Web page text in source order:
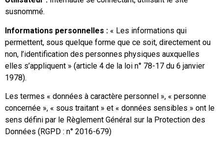
susnommé.
Informations personnelles : « Les informations qui
permettent, sous quelque forme que ce soit, directement ou
non, l’identification des personnes physiques auxquelles
elles s’appliquent » (article 4 de la loi n° 78-17 du 6 janvier
1978).
Les termes « données à caractère personnel », « personne
concernée », « sous traitant » et « données sensibles » ont le
sens défini par le Règlement Général sur la Protection des
Données (RGPD : n° 2016-679)